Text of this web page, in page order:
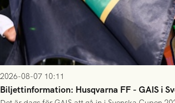
2026-08-07 10:11
Biljettinformation: Husqvarna FF - GAIS i